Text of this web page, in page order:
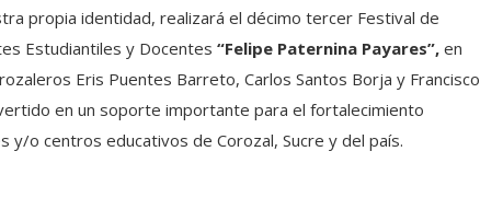
propia identidad, realizará el décimo tercer Festival de
Estudiantiles y Docentes “Felipe Paternina Payares”, en
Eris Puentes Barreto, Carlos Santos Borja y Francisco
en un soporte importante para el fortalecimiento
y/o centros educativos de Corozal, Sucre y del país.